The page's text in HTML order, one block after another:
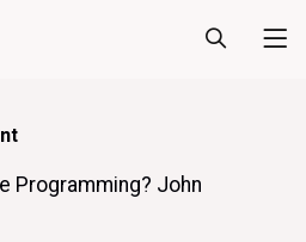
Programming? John